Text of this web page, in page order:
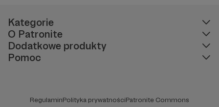
Kategorie
O Patronite
Dodatkowe produkty
Pomoc
RegulaminPolityka prywatnościPatronite Commons